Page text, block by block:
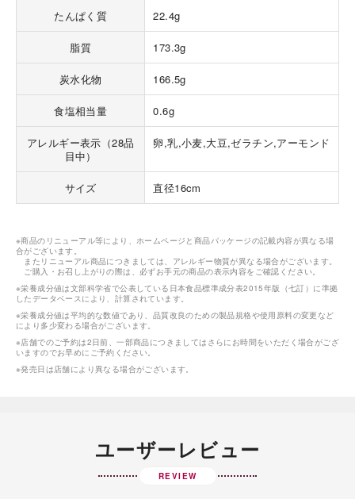
たんぱく質 22.4g
脂質 173.3g
炭水化物 166.5g
食塩相当量 0.6g
アレルギー表示（28品
目中）
卵,乳,小麦,大豆,ゼラチン,アーモンド
サイズ 直径16cm
※商品のリニューアル等により、ホームページと商品パッケージの記載内容が異なる場
合がございます。
またリニューアル商品につきましては、アレルギー物質が異なる場合がございます。
ご購入・お召し上がりの際は、必ずお手元の商品の表示内容をご確認ください。
※栄養成分値は文部科学省で公表している日本食品標準成分表2015年版（七訂）に準拠
したデータベースにより、計算されています。
※栄養成分値は平均的な数値であり、品質改良のための製品規格や使用原料の変更など
により多少変わる場合がございます。
※店舗でのご予約は2日前、一部商品につきましてはさらにお時間をいただく場合がござ
いますのでお早めにご予約ください。
※発売日は店舗により異なる場合がございます。
ユーザーレビュー
REVIEW
岳や末広がりを意味す
。雄大な八ヶ岳山麓の自
れる、こだわりのスイー
Malaysia
UAE
Thailand
Vietnam